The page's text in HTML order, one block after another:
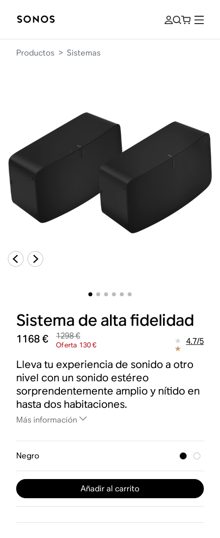
Productos > Sistemas
Sistema de alta fidelidad
1168 € 1298 €
Oferta 130 € 4.7/5
Lleva tu experiencia de sonido a otro
nivel con un sonido estéreo
sorprendentemente amplio y nítido en
hasta dos habitaciones.
Más información
Negro
Añadir al carrito